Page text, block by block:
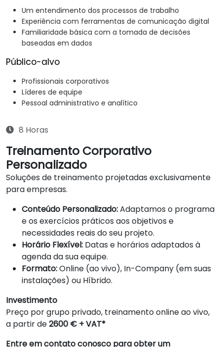
Um entendimento dos processos de trabalho
Experiência com ferramentas de comunicação digital
Familiaridade básica com a tomada de decisões
baseadas em dados
Público-alvo
Profissionais corporativos
Líderes de equipe
Pessoal administrativo e analítico
8 Horas
Treinamento Corporativo
Personalizado
Soluções de treinamento projetadas exclusivamente
para empresas.
Conteúdo Personalizado:Adaptamos o programa
e os exercícios práticos aos objetivos e
necessidades reais do seu projeto.
Horário Flexível: Datas e horários adaptados à
agenda da sua equipe.
Formato:Online (ao vivo), In-Company (em suas
instalações) ou Híbrido.
Investimento
Preço por grupo privado, treinamento online ao vivo,
a partir de2600 € + VAT*
Entre em contato conosco para obter um